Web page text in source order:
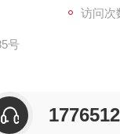
访问次
号